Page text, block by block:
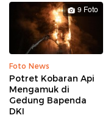
9 Foto
Foto News
Potret Kobaran Api
Mengamuk di
Gedung Bapenda
DKI